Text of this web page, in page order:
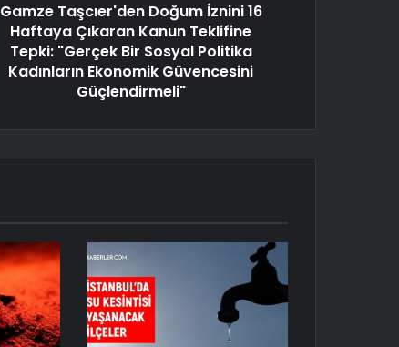
Gamze Taşcıer'den Doğum İznini 16
Haftaya Çıkaran Kanun Teklifine
Tepki: "Gerçek Bir Sosyal Politika
Kadınların Ekonomik Güvencesini
Güçlendirmeli"